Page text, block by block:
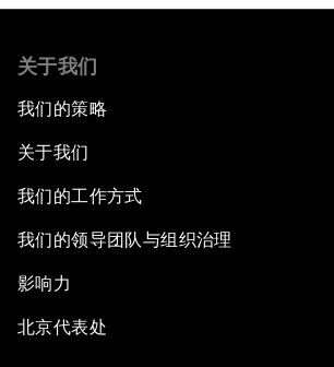
关于我们
我们的策略
关于我们
我们的工作方式
我们的领导团队与组织治理
影响力
北京代表处